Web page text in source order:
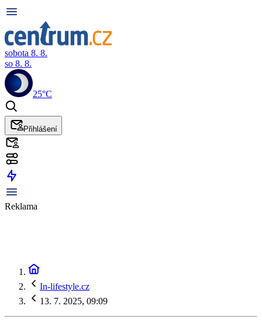
sobota 8. 8.
so 8. 8.
25°C
Přihlášení
Reklama
In-lifestyle.cz
13. 7. 2025, 09:09